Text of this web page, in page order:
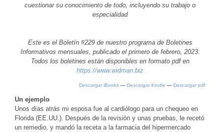
cuestionar su conocimiento de todo, incluyendo su trabajo o
especialidad
Este es el Boletín #229 de nuestro programa de Boletines
Informativos mensuales, publicado el primero de febrero, 2023.
Todos los boletines están disponibles en formato pdf en
https://www.widman.biz
Descargar iBooks — Descargar Kindle — Descargar pdf
Un ejemplo
Unos días atrás mi esposa fue al cardiólogo para un chequeo en
Florida (EE.UU.). Después de la revisión y unas pruebas, le recetó
un remedio, y mandó la receta a la farmacia del hipermercado